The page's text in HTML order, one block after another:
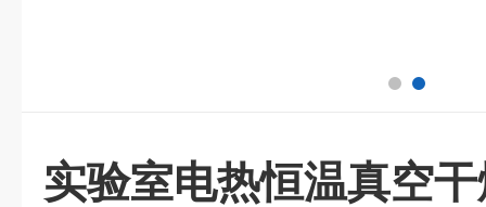
实验室电热恒温真空